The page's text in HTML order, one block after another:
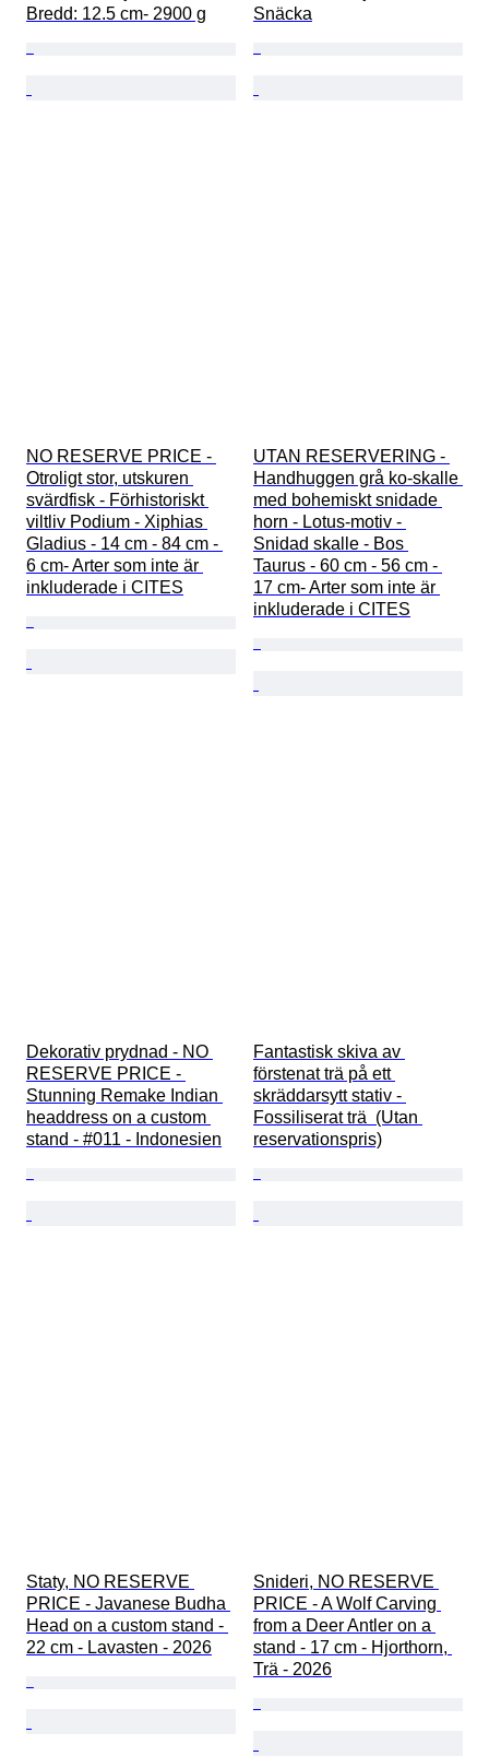
Bredd: 12.5 cm- 2900 g
Snäcka
NO RESERVE PRICE -
Otroligt stor, utskuren
svärdfisk - Förhistoriskt
viltliv Podium - Xiphias
Gladius - 14 cm - 84 cm -
6 cm- Arter som inte är
inkluderade i CITES
UTAN RESERVERING -
Handhuggen grå ko-skalle
med bohemiskt snidade
horn - Lotus-motiv -
Snidad skalle - Bos
Taurus - 60 cm - 56 cm -
17 cm- Arter som inte är
inkluderade i CITES
Dekorativ prydnad - NO
RESERVE PRICE -
Stunning Remake Indian
headdress on a custom
stand - #011 - Indonesien
Fantastisk skiva av
förstenat trä på ett
skräddarsytt stativ -
Fossiliserat trä  (Utan
reservationspris)
Staty, NO RESERVE
PRICE - Javanese Budha
Head on a custom stand -
22 cm - Lavasten - 2026
Snideri, NO RESERVE
PRICE - A Wolf Carving
from a Deer Antler on a
stand - 17 cm - Hjorthorn,
Trä - 2026